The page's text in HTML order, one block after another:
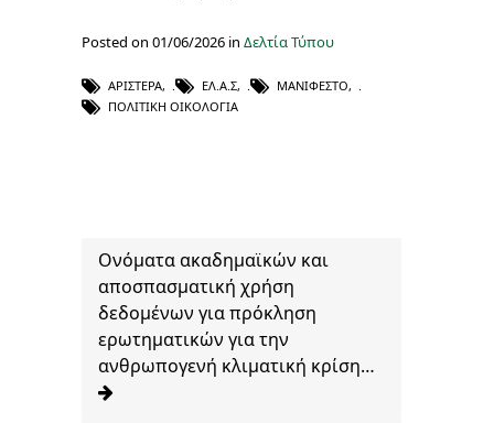
Posted on 01/06/2026 in Δελτία Τύπου
ΑΡΙΣΤΕΡΆ, ΕΛ.Α.Σ, ΜΑΝΙΦΈΣΤΟ,
ΠΟΛΙΤΙΚΉ ΟΙΚΟΛΟΓΊΑ
Ονόματα ακαδημαϊκών και
αποσπασματική χρήση
δεδομένων για πρόκληση
ερωτηματικών για την
ανθρωπογενή κλιματική κρίση…